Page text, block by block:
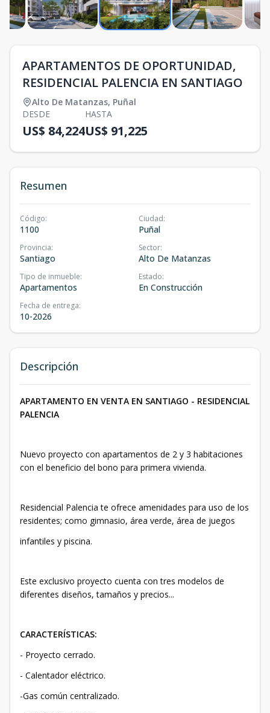
APARTAMENTOS DE OPORTUNIDAD,
RESIDENCIAL PALENCIA EN SANTIAGO
Alto De Matanzas, Puñal
DESDE
US$ 84,224
HASTA
US$ 91,225
Resumen
Código:
1100
Ciudad:
Puñal
Provincia:
Santiago
Sector:
Alto De Matanzas
Tipo de inmueble:
Apartamentos
Estado:
En Construcción
Fecha de entrega:
10-2026
Descripción
APARTAMENTO EN VENTA EN SANTIAGO - RESIDENCIAL
PALENCIA
Nuevo proyecto con apartamentos de 2 y 3 habitaciones
con el beneficio del bono para primera vivienda.
Residencial Palencia te ofrece amenidades para uso de los
residentes; como gimnasio, área verde, área de juegos
infantiles y piscina.
Este exclusivo proyecto cuenta con tres modelos de
diferentes diseños, tamaños y precios...
CARACTERÍSTICAS:
- Proyecto cerrado.
- Calentador eléctrico.
-Gas común centralizado.